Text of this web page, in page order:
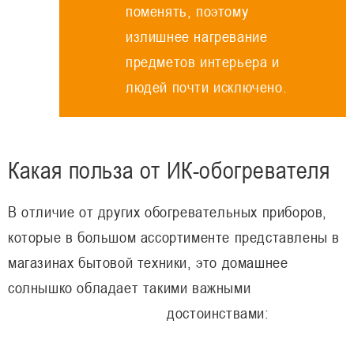
поменять, поэтому
излишнее нагревание
предметов интерьера и
людей почти исключено.
Какая польза от ИК-обогревателя
В отличие от других обогревательных приборов,
которые в большом ассортименте представлены в
магазинах бытовой техники, это домашнее
солнышко обладает такими важными
достоинствами: